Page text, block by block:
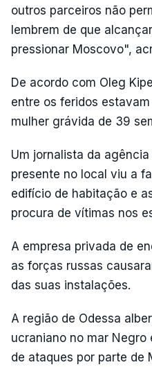
outros parceiros não
lembrem de que
pressionar Moscovo",
De acordo com Oleg
entre os feridos
mulher grávida de 39
Um jornalista da agência
presente no local viu a
edifício de habitação e
procura de vítimas nos
A empresa privada de
as forças russas
das suas instalações.
A região de Odessa
ucraniano no mar
de ataques por parte de